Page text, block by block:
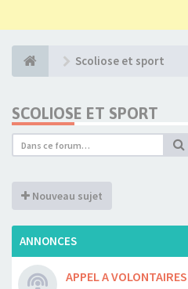
Scoliose et sport
SCOLIOSE ET SPORT
Nouveau sujet
ANNONCES
APPEL A VOLONTAIRES